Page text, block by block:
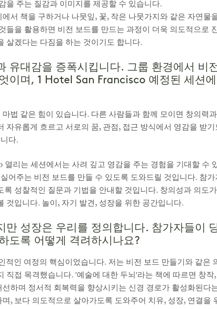
을 주는 질감과 이미지를 제공할 수 있습니다.
서 책을 구하거나 나뭇잎, 꽃, 작은 나뭇가지와 같은 자연물
들을 활용하면 비전 보드를 만드는 과정이 더욱 의도적으로
살겠다는 다짐을 하는 것이기도 합니다.
유대감을 증폭시킵니다. 그룹 환경에서 비
이며, 1 Hotel San Francisco 예정된 세션
법 같은 힘이 있습니다. 다른 사람들과 함께 모이면 창의력
자유롭게 흐르고 서로의 꿈, 관점, 접근 방식에서 영감을 받
다.
열리는 세션에서는 사려 깊고 영감을 주는 경험을 기대할 수
어주는 비전 보드를 만들 수 있도록 도와드릴 것입니다. 참
록 성찰적인 질문과 기법을 안내할 것입니다. 창의성과 의도
것입니다. 놀이, 자기 발견, 성장을 위한 공간입니다.
만 성장은 우리를 정의합니다. 참가자들이
도록 어떻게 격려하시나요?
적인 여정의 핵심이었습니다. 저는 비전 보드 만들기와 같은
직접 목격했습니다. '예술에 대한 두뇌'라는 책에 따르면 창
하며 정서적 회복력을 향상시키는 신경 경로가 활성화된다
, 보다 의도적으로 살아가도록 도와주어 치유, 성장, 연결을